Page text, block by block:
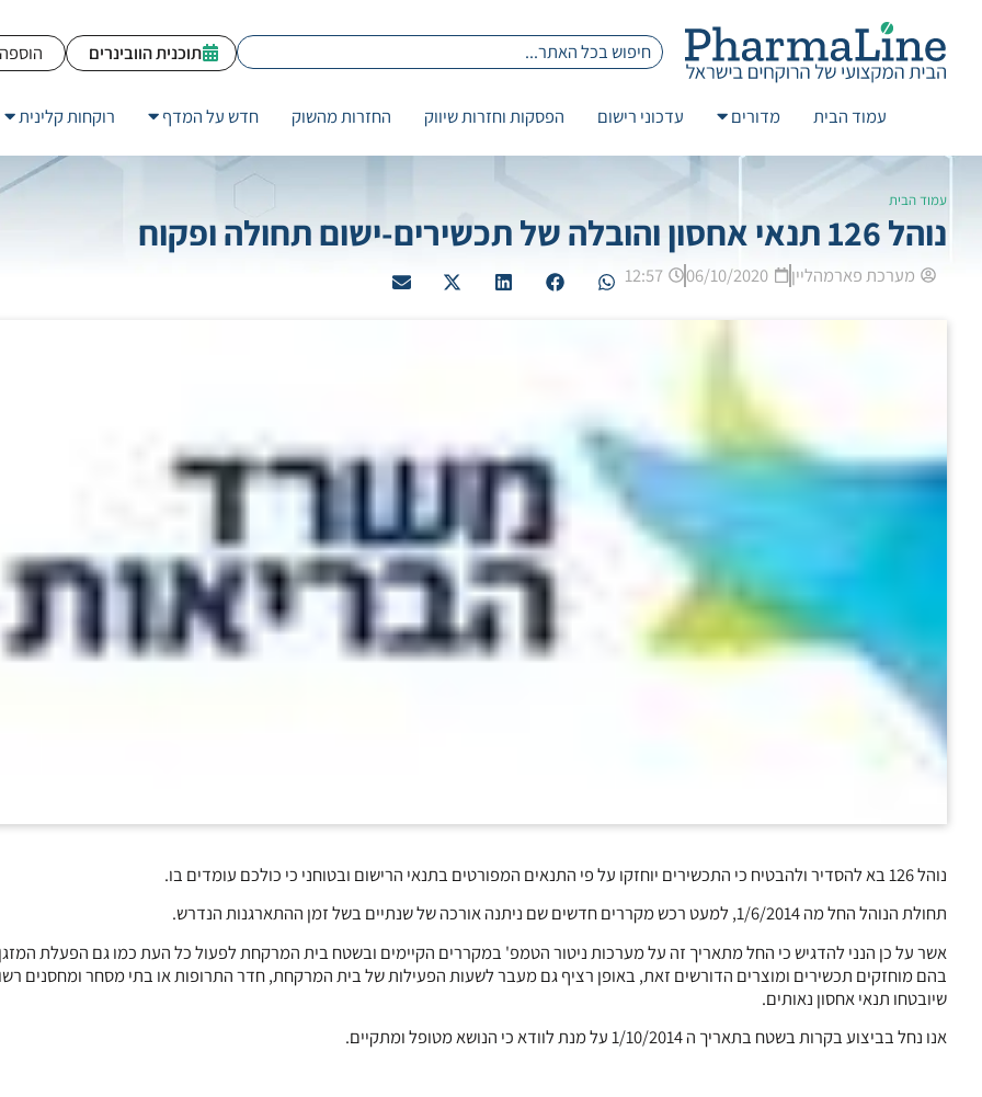
תוכנית הוובינרים
עמוד הבית מדורים עדכוני רישום הפסקות וחזרות שיווק החזרות מהשוק חדש על המדף רוקחות קלינית
עמוד הבית
נוהל 126 תנאי אחסון והובלה של תכשירים-ישום תחולה ופקוח
מערכת פארמהליין 06/10/2020
12:57
נוהל 126 בא להסדיר ולהבטיח כי התכשירים יוחזקו על פי התנאים המפורטים בתנאי הרישום ובטוחני כי כולכם עומדים בו.
תחולת הנוהל החל מה 1/6/2014, למעט רכש מקררים חדשים שם ניתנה אורכה של שנתיים בשל זמן ההתארגנות הנדרש.
אשר על כן הנני להדגיש כי החל מתאריך זה על מערכות ניטור הטמפ' במקררים הקיימים ובשטח בית המרקחת לפעול כל העת כמו גם הפעלת
בהם מוחזקים תכשירים ומוצרים הדורשים זאת, באופן רציף גם מעבר לשעות הפעילות של בית המרקחת, חדר התרופות או בתי מסחר ומחסנים
שיובטחו תנאי אחסון נאותים.
אנו נחל בביצוע בקרות בשטח בתאריך ה 1/10/2014 על מנת לוודא כי הנושא מטופל ומתקיים.